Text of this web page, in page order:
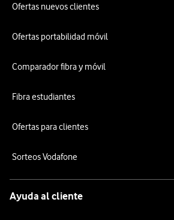
Ofertas nuevos clientes
Ofertas portabilidad móvil
Comparador fibra y móvil
Fibra estudiantes
Ofertas para clientes
Sorteos Vodafone
Ayuda al cliente